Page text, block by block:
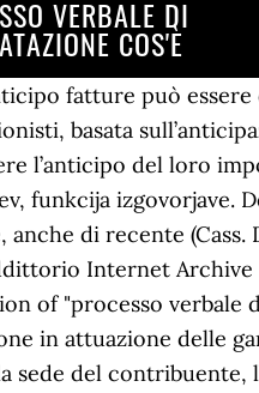
VERBALE DI
COS'È
fatture può
basata
l’anticipo del loro
funkcija izgovorjave.
anche di recente (Cass.
Internet Archive
of "processo verbale
in attuazione delle
sede del contribuente,